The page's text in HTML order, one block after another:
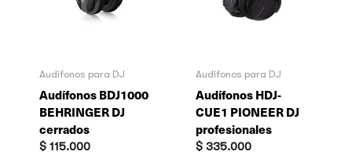
Audífonos para DJ
Audífonos BDJ1000
BEHRINGER DJ
cerrados
$ 115.000
Audífonos para DJ
Audífonos HDJ-
CUE1 PIONEER DJ
profesionales
$ 335.000